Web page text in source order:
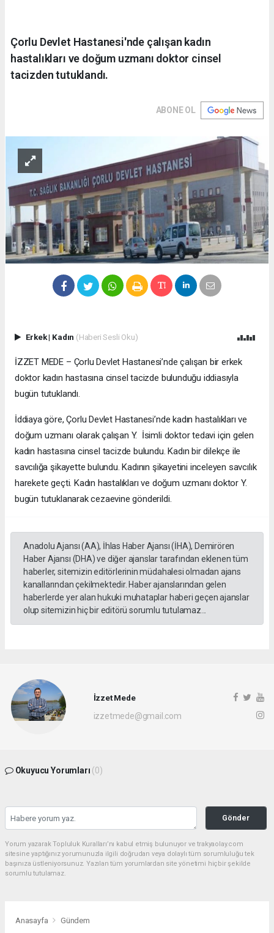
Çorlu Devlet Hastanesi'nde çalışan kadın
hastalıkları ve doğum uzmanı doktor cinsel
tacizden tutuklandı.
ABONE OL
Erkek| Kadın (Haberi Sesli Oku)
İZZET MEDE – Çorlu Devlet Hastanesi’nde çalışan bir erkek
doktor kadın hastasına cinsel tacizde bulunduğu iddiasıyla
bugün tutuklandı.
İddiaya göre, Çorlu Devlet Hastanesi’nde kadın hastalıkları ve
doğum uzmanı olarak çalışan Y. İsimli doktor tedavi için gelen
kadın hastasına cinsel tacizde bulundu. Kadın bir dilekçe ile
savcılığa şikayette bulundu. Kadının şikayetini inceleyen savcılık
harekete geçti. Kadın hastalıkları ve doğum uzmanı doktor Y.
bugün tutuklanarak cezaevine gönderildi.
Anadolu Ajansı (AA), İhlas Haber Ajansı (İHA), Demirören
Haber Ajansı (DHA) ve diğer ajanslar tarafından eklenen tüm
haberler, sitemizin editörlerinin müdahalesi olmadan ajans
kanallarından çekilmektedir. Haber ajanslarından gelen
haberlerde yer alan hukuki muhataplar haberi geçen ajanslar
olup sitemizin hiç bir editörü sorumlu tutulamaz...
İzzet Mede
izzetmede@gmail.com
Okuyucu Yorumları (0)
Gönder
Yorum yazarak Topluluk Kuralları’nı kabul etmiş bulunuyor ve trakyaolay.com
sitesine yaptığınız yorumunuzla ilgili doğrudan veya dolaylı tüm sorumluluğu tek
başınıza üstleniyorsunuz. Yazılan tüm yorumlardan site yönetimi hiçbir şekilde
sorumlu tutulamaz.
Anasayfa Gündem